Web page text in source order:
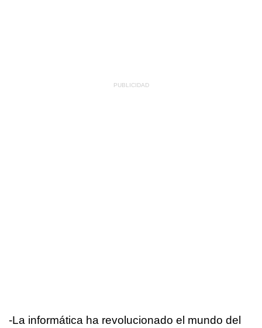
-La informática ha revolucionado el mundo del